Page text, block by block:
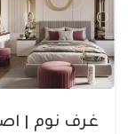
غرف نوم | اصعب 6 خطوات يمكن